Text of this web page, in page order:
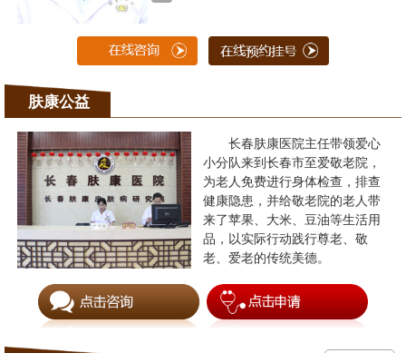
肤康公益
长春肤康医院主任带领爱心
小分队来到长春市至爱敬老院，
为老人免费进行身体检查，排查
健康隐患，并给敬老院的老人带
来了苹果、大米、豆油等生活用
品，以实际行动践行尊老、敬
老、爱老的传统美德。